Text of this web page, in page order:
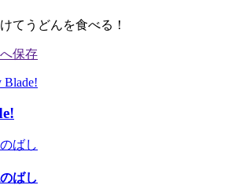
てうどんを食べる！
ばし
ばし